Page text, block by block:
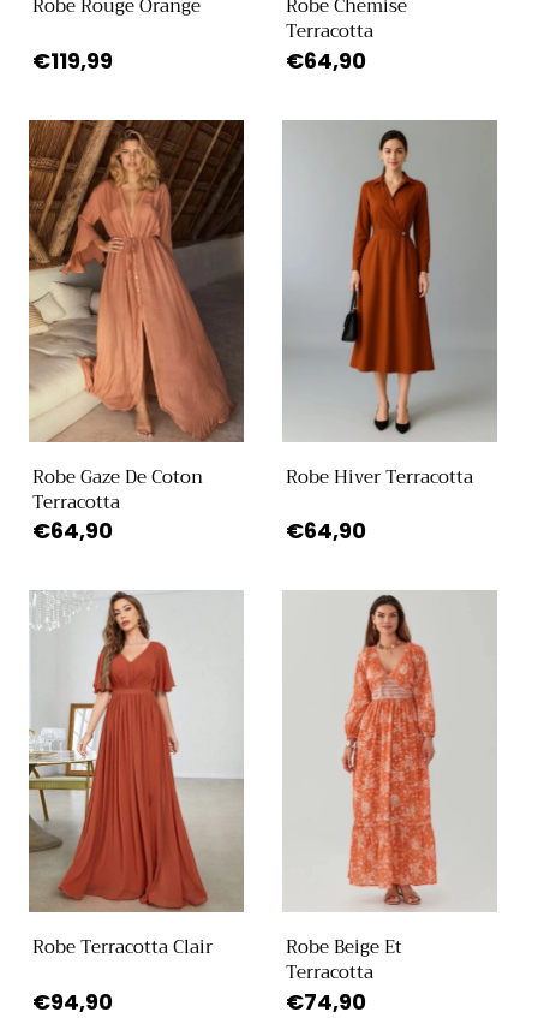
Robe Rouge Orange
Prix
€119,99
Robe Chemise
Terracotta
Prix
€64,90
Robe Gaze De Coton
Terracotta
Prix
€64,90
Robe Hiver Terracotta
Prix
€64,90
Robe Terracotta Clair
Prix
€94,90
Robe Beige Et
Terracotta
Prix
€74,90